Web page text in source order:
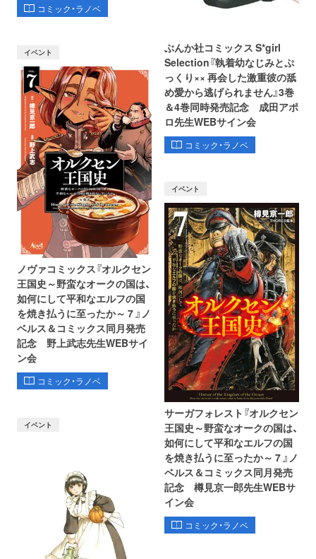
コミック・ラノベ
ぶんか社コミックス S*girl
Selection『執着幼なじみとぷ
っくり×× 再会した激重彼の舐
め愛から逃げられません』3巻
＆4巻同時発売記念 成田アポ
ロ先生WEBサイン会
コミック・ラノベ
イベント
ノヴァコミックス『オルクセン
王国史～野蛮なオークの国は、
如何にして平和なエルフの国
を焼き払うに至ったか～ 7 』ノ
ベルス＆コミックス同月発売
記念 野上武志先生WEBサイ
ン会
コミック・ラノベ
イベント
サーガフォレスト『オルクセン
王国史～野蛮なオークの国は、
如何にして平和なエルフの国
を焼き払うに至ったか～ 7 』ノ
ベルス＆コミックス同月発売
記念 樽見京一郎先生WEBサ
イン会
コミック・ラノベ
イベント